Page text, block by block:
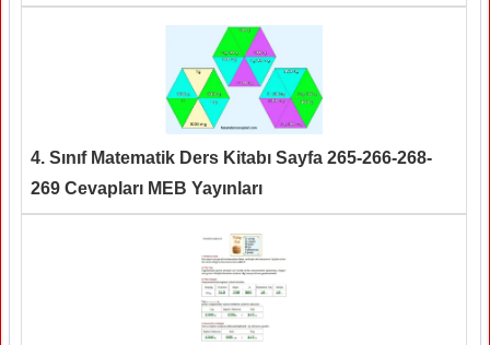
4. Sınıf Matematik Ders Kitabı Sayfa 265-266-268-
269 Cevapları MEB Yayınları